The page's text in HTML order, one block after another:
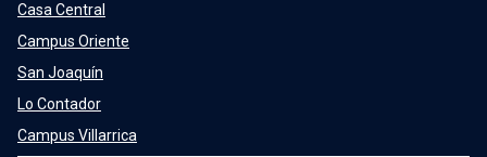
Casa Central
Campus Oriente
San Joaquín
Lo Contador
Campus Villarrica